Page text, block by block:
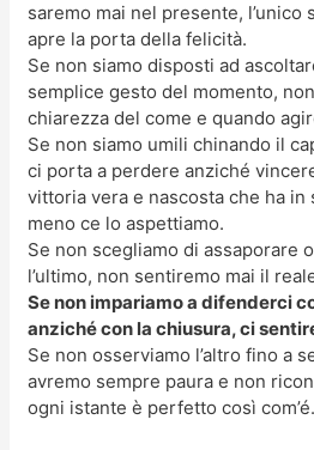
saremo mai nel presente, l’unico
apre la porta della felicità.
Se non siamo disposti ad
semplice gesto del momento,
chiarezza del come e quando
Se non siamo umili chinando il
ci porta a perdere anziché
vittoria vera e nascosta che ha
meno ce lo aspettiamo.
Se non scegliamo di assaporare
l’ultimo, non sentiremo mai il
Se non impariamo a difenderci
anziché con la chiusura, ci
Se non osserviamo l’altro fino a
avremo sempre paura e non
ogni istante è perfetto così com’é.